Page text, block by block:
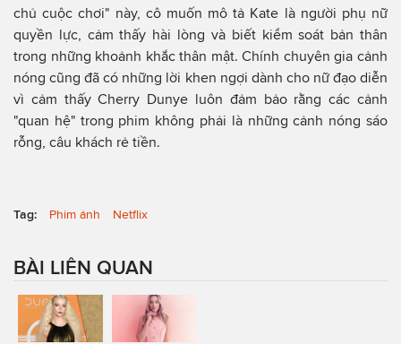
chủ cuộc chơi" này, cô muốn mô tả Kate là người phụ nữ
quyền lực, cảm thấy hài lòng và biết kiểm soát bản thân
trong những khoảnh khắc thân mật. Chính chuyên gia cảnh
nóng cũng đã có những lời khen ngợi dành cho nữ đạo diễn
vì cảm thấy Cherry Dunye luôn đảm bảo rằng các cảnh
"quan hệ" trong phim không phải là những cảnh nóng sáo
rỗng, câu khách rẻ tiền.
Tag: Phim ảnh Netflix
BÀI LIÊN QUAN